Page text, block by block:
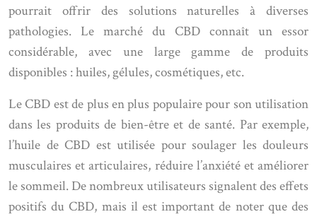
pourrait offrir des solutions naturelles à diverses
pathologies. Le marché du CBD connaît un essor
considérable, avec une large gamme de produits
disponibles : huiles, gélules, cosmétiques, etc.
Le CBD est de plus en plus populaire pour son utilisation
dans les produits de bien-être et de santé. Par exemple,
l’huile de CBD est utilisée pour soulager les douleurs
musculaires et articulaires, réduire l’anxiété et améliorer
le sommeil. De nombreux utilisateurs signalent des effets
positifs du CBD, mais il est important de noter que des